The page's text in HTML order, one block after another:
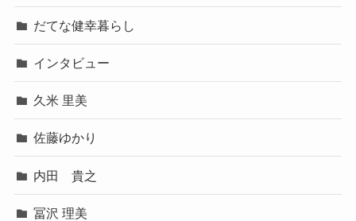
だてな健幸暮らし
インタビュー
久米 里美
佐藤ゆかり
内田 貴之
冨沢 理美